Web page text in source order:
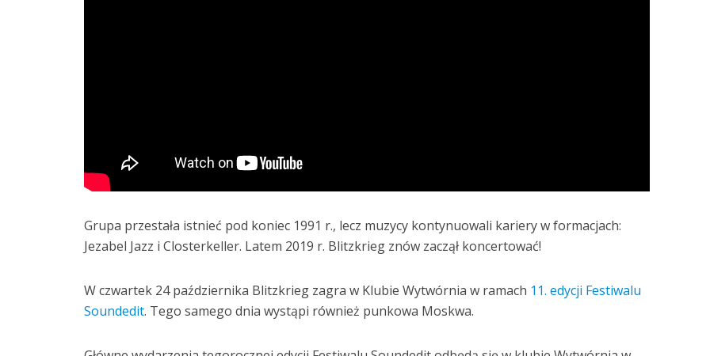
Grupa przestała istnieć pod koniec 1991 r., lecz muzycy kontynuowali kariery w formacjach:
Jezabel Jazz i Closterkeller. Latem 2019 r. Blitzkrieg znów zaczął koncertować!
W czwartek 24 października Blitzkrieg zagra w Klubie Wytwórnia w ramach 11. edycji Festiwalu
Soundedit. Tego samego dnia wystąpi również punkowa Moskwa.